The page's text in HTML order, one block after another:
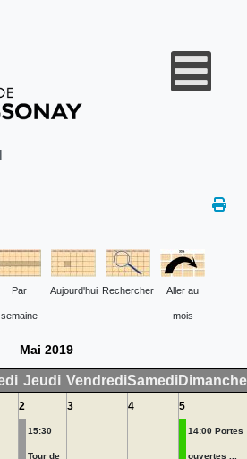
Par
semaine
Aujourd'hui Rechercher Aller au
mois
Mai 2019
Jeudi VendrediSamediDimanche
2
15:30
Tour de
3 4 5
14:00 Portes
ouvertes ...